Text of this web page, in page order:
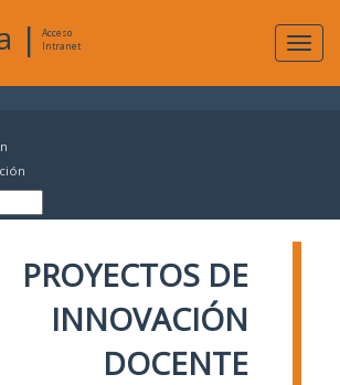
|
Acceso
Intranet
PROYECTOS DE
INNOVACIÓN
DOCENTE